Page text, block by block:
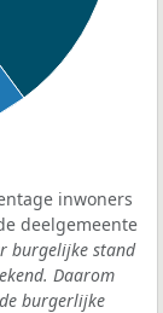
inwoners
deelgemeente
burgelijke stand
Daarom
burgerlijke